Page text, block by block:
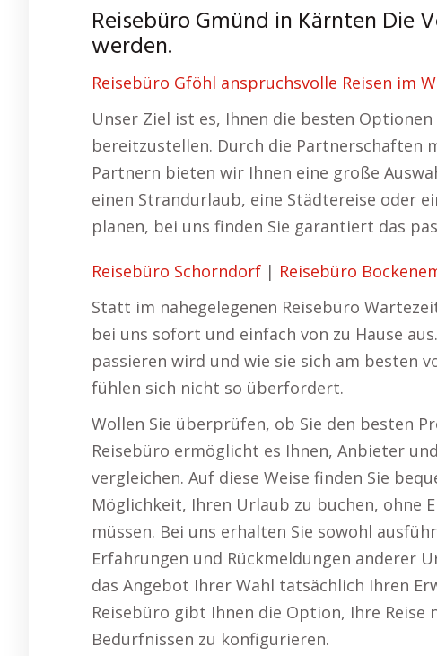
Reisebüro Gmünd in Kärnten Die
werden.
Reisebüro Gföhl anspruchsvolle Reisen im
Unser Ziel ist es, Ihnen die besten
bereitzustellen. Durch die Partnerschaften
Partnern bieten wir Ihnen eine große
einen Strandurlaub, eine Städtereise oder
planen, bei uns finden Sie garantiert das
Reisebüro Schorndorf | Reisebüro
Statt im nahegelegenen Reisebüro
bei uns sofort und einfach von zu Hause
passieren wird und wie sie sich am besten
fühlen sich nicht so überfordert.
Wollen Sie überprüfen, ob Sie den besten
Reisebüro ermöglicht es Ihnen, Anbieter
vergleichen. Auf diese Weise finden Sie
Möglichkeit, Ihren Urlaub zu buchen, ohne
müssen. Bei uns erhalten Sie sowohl
Erfahrungen und Rückmeldungen anderer
das Angebot Ihrer Wahl tatsächlich Ihren
Reisebüro gibt Ihnen die Option, Ihre Reise
Bedürfnissen zu konfigurieren.